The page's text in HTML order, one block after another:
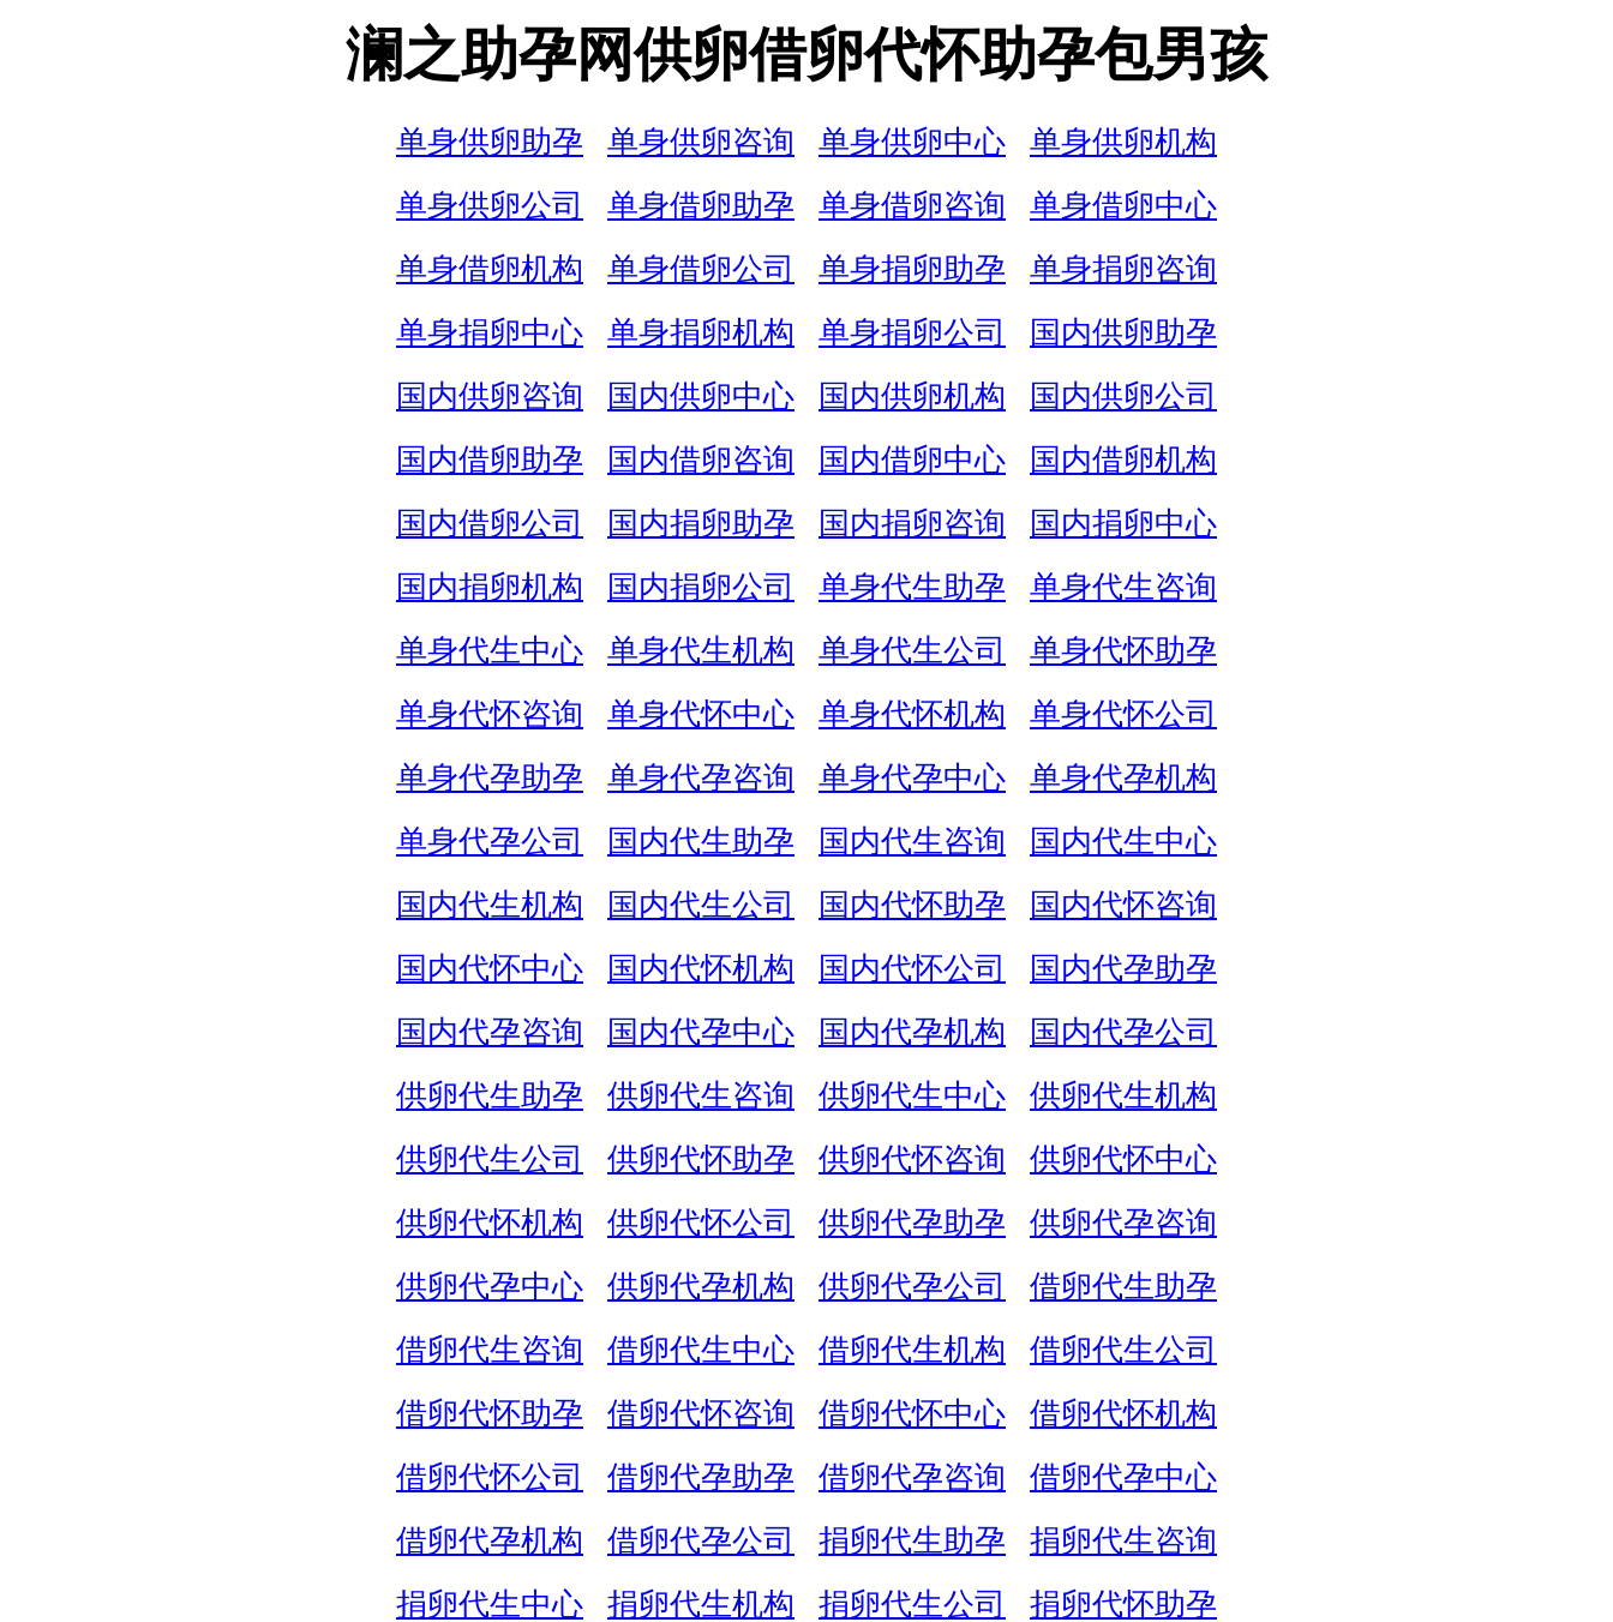
澜之助孕网供卵借卵代怀助孕包男孩
单身供卵助孕 单身供卵咨询 单身供卵中心
单身供卵机构
单身供卵公司
单身借卵助孕 单身借卵咨询
单身借卵中心
单身借卵机构
单身借卵公司 单身捐卵助孕
单身捐卵咨询
单身捐卵中心
单身捐卵机构 单身捐卵公司
国内供卵助孕
国内供卵咨询
国内供卵中心 国内供卵机构
国内供卵公司
国内借卵助孕
国内借卵咨询 国内借卵中心
国内借卵机构
国内借卵公司
国内捐卵助孕 国内捐卵咨询
国内捐卵中心
国内捐卵机构
国内捐卵公司 单身代生助孕
单身代生咨询
单身代生中心
单身代生机构 单身代生公司
单身代怀助孕
单身代怀咨询
单身代怀中心 单身代怀机构
单身代怀公司
单身代孕助孕
单身代孕咨询 单身代孕中心
单身代孕机构
单身代孕公司
国内代生助孕 国内代生咨询
国内代生中心
国内代生机构
国内代生公司 国内代怀助孕
国内代怀咨询
国内代怀中心
国内代怀机构 国内代怀公司
国内代孕助孕
国内代孕咨询
国内代孕中心 国内代孕机构
国内代孕公司
供卵代生助孕
供卵代生咨询 供卵代生中心
供卵代生机构
供卵代生公司
供卵代怀助孕 供卵代怀咨询
供卵代怀中心
供卵代怀机构
供卵代怀公司 供卵代孕助孕
供卵代孕咨询
供卵代孕中心
供卵代孕机构 供卵代孕公司
借卵代生助孕
借卵代生咨询
借卵代生中心 借卵代生机构
借卵代生公司
借卵代怀助孕
借卵代怀咨询 借卵代怀中心
借卵代怀机构
借卵代怀公司
借卵代孕助孕 借卵代孕咨询
借卵代孕中心
借卵代孕机构
借卵代孕公司 捐卵代生助孕
捐卵代生咨询
捐卵代生中心
捐卵代生机构 捐卵代生公司
捐卵代怀助孕